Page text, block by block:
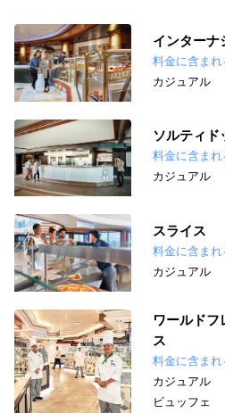
インターナ
料金に含まれ
カジュアル
ソルティド
料金に含まれ
カジュアル
スライス
料金に含まれ
カジュアル
ワールドフ
ス
料金に含まれ
カジュアル
ビュッフェ